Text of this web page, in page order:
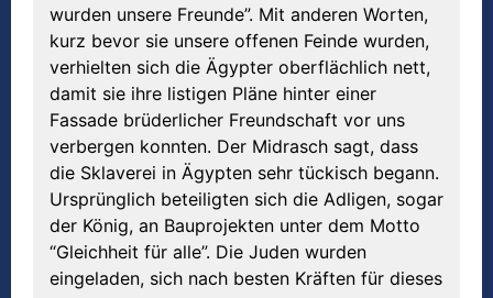
wurden unsere Freunde”. Mit anderen Worten,
kurz bevor sie unsere offenen Feinde wurden,
verhielten sich die Ägypter oberflächlich nett,
damit sie ihre listigen Pläne hinter einer
Fassade brüderlicher Freundschaft vor uns
verbergen konnten. Der Midrasch sagt, dass
die Sklaverei in Ägypten sehr tückisch begann.
Ursprünglich beteiligten sich die Adligen, sogar
der König, an Bauprojekten unter dem Motto
“Gleichheit für alle”. Die Juden wurden
eingeladen, sich nach besten Kräften für dieses